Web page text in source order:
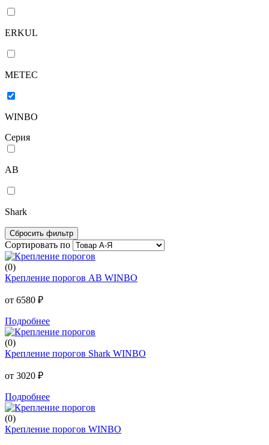
ERKUL
METEC
WINBO
Серия
AB
Shark
Cбросить фильтр
Сортировать по
(0)
Крепление порогов AB WINBO
от 6580 ₽
Подробнее
(0)
Крепление порогов Shark WINBO
от 3020 ₽
Подробнее
(0)
Крепление порогов WINBO